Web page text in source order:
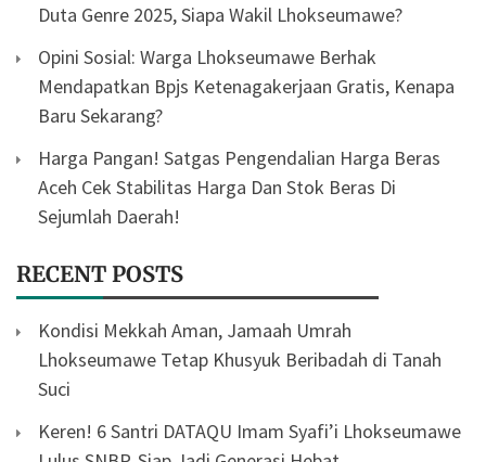
Duta Genre 2025, Siapa Wakil Lhokseumawe?
Opini Sosial: Warga Lhokseumawe Berhak
Mendapatkan Bpjs Ketenagakerjaan Gratis, Kenapa
Baru Sekarang?
Harga Pangan! Satgas Pengendalian Harga Beras
Aceh Cek Stabilitas Harga Dan Stok Beras Di
Sejumlah Daerah!
RECENT POSTS
Kondisi Mekkah Aman, Jamaah Umrah
Lhokseumawe Tetap Khusyuk Beribadah di Tanah
Suci
Keren! 6 Santri DATAQU Imam Syafi’i Lhokseumawe